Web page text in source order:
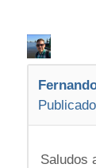
Saludos